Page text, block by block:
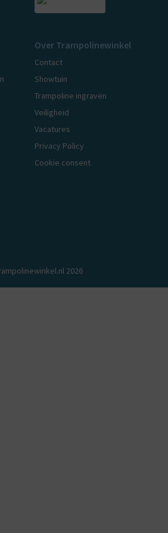
Over Trampolinewinkel
Contact
Showtuin
Trampoline ingraven
Veiligheid
Vacatures
Privacy Policy
Cookie consent
2026